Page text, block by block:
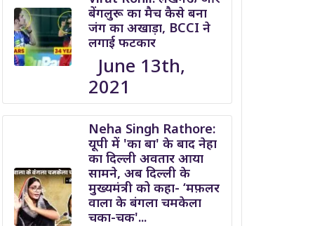
बेंगलुरू का मैच कैसे बना
जंग का अखाड़ा, BCCI ने
लगाई फटकार
June 13th,
2021
Neha Singh Rathore:
यूपी में 'का बा' के बाद नेहा
का दिल्ली अवतार आया
सामने, अब दिल्ली के
मुख्यमंत्री को कहा- ‘मफ़लर
वाला के बंगला चमकेला
चका-चक'...